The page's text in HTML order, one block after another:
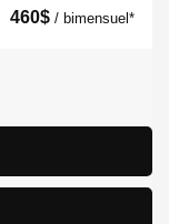
460$ / bimensuel*